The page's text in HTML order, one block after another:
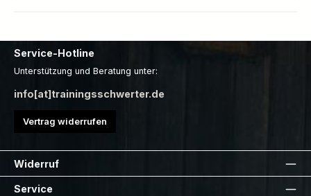
Service-Hotline
Unterstützung und Beratung unter:
info[at]trainingsschwerter.de
Vertrag widerrufen
Widerruf
Service